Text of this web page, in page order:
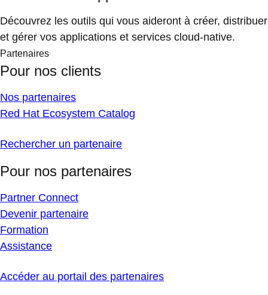
Découvrez les outils qui vous aideront à créer, distribuer
et gérer vos applications et services cloud-native.
Partenaires
Pour nos clients
Nos partenaires
Red Hat Ecosystem Catalog
Rechercher un partenaire
Pour nos partenaires
Partner Connect
Devenir partenaire
Formation
Assistance
Accéder au portail des partenaires